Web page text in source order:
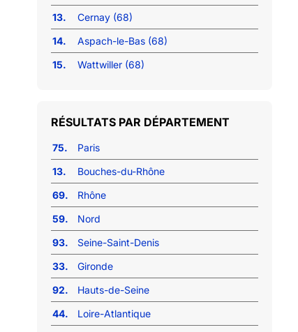
13.
Cernay (68)
14.
Aspach-le-Bas (68)
15.
Wattwiller (68)
RÉSULTATS PAR DÉPARTEMENT
75.
Paris
13.
Bouches-du-Rhône
69.
Rhône
59.
Nord
93.
Seine-Saint-Denis
33.
Gironde
92.
Hauts-de-Seine
44.
Loire-Atlantique